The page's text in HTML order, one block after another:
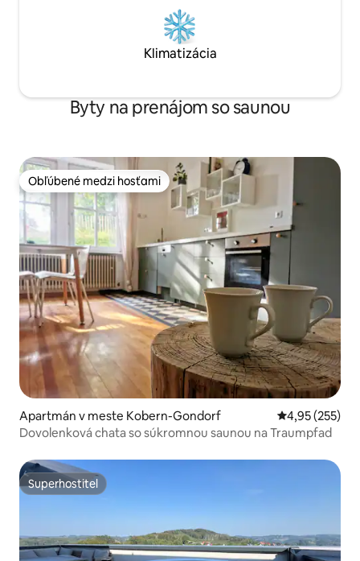
Klimatizácia
Byty na prenájom so saunou
Obľúbené medzi hosťami
Obľúbené medzi hosťami
Apartmán v meste Kobern-Gondorf Priemerné
4,95 (255)
Dovolenková chata so súkromnou saunou na Traumpfad
Superhostiteľ
Superhostiteľ